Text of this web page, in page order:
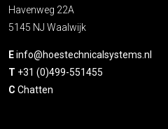
Havenweg 22A
5145 NJ Waalwijk
Einfo@hoestechnicalsystems.nl
T +31 (0)499-551455
C Chatten